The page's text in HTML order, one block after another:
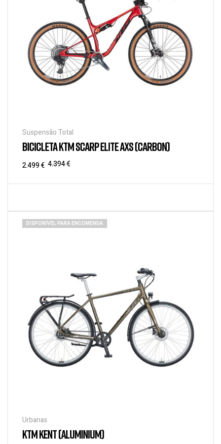
Suspensão Total
BICICLETA KTM SCARP ELITE AXS (CARBON)
4.394€
2.499€
DISPONÍVEL PARA ENCOMENDA
Urbanas
KTM KENT (ALUMINIUM)